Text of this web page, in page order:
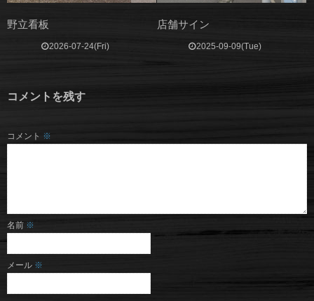
野立看板
2026-07-24(Fri)
店舗サイン
2025-09-09(Tue)
コメントを残す
コメント ※
名前 ※
メール ※